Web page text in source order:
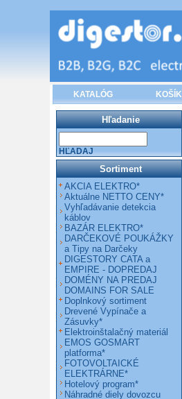
KATALÓG KOŠÍK
Hľadanie
HĽADAJ
Sortiment
AKCIA ELEKTRO*
Aktuálne NETTO CENY*
Vyhľadávanie detekcia
káblov
BAZÁR ELEKTRO*
DARČEKOVÉ POUKÁŽKY
a Tipy na Darčeky
DIGESTORY CATA a
EMPIRE - DOPREDAJ
DOMÉNY NA PREDAJ
DOMAINS FOR SALE
Doplnkový sortiment
Drevené Vypínače a
Zásuvky*
Elektroinštalačný materiál
EMOS GOSMART
platforma*
FOTOVOLTAICKÉ
ELEKTRÁRNE*
Hotelový program*
Náhradné diely dovozcu